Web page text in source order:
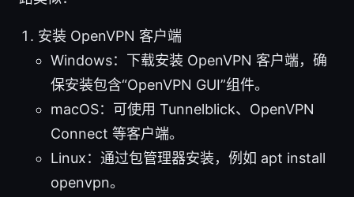
安装 OpenVPN 客户端
Windows：下载安装 OpenVPN 客户端，确
保安装包含“OpenVPN GUI”组件。
macOS：可使用 Tunnelblick、OpenVPN
Connect 等客户端。
Linux：通过包管理器安装，例如 apt install
openvpn。